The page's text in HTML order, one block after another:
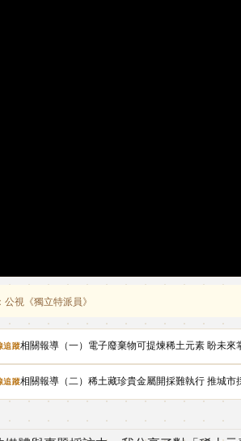
公視《獨立特派員》
追蹤相關報導（一）電子廢棄物可提煉稀土元素 盼未來
追蹤相關報導（二）稀土藏珍貴金屬開採難執行 推城市